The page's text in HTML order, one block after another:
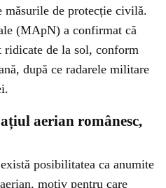
măsurile de protecție civilă.
(MApN) a confirmat că
ridicate de la sol, conform
după ce radarele militare
aerian românesc,
posibilitatea ca anumite
motiv pentru care